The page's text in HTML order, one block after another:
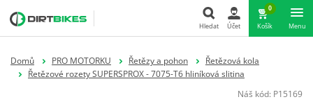
Hledat Účet
0
Košík Menu
Domů PRO MOTORKU Řetězy a pohon
Řetězová kola
Řetězové rozety SUPERSPROX - 7075-T6 hliníková slitina
Náš kód: P15169